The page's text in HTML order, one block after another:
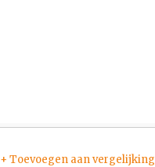
+ Toevoegen aan vergelijking